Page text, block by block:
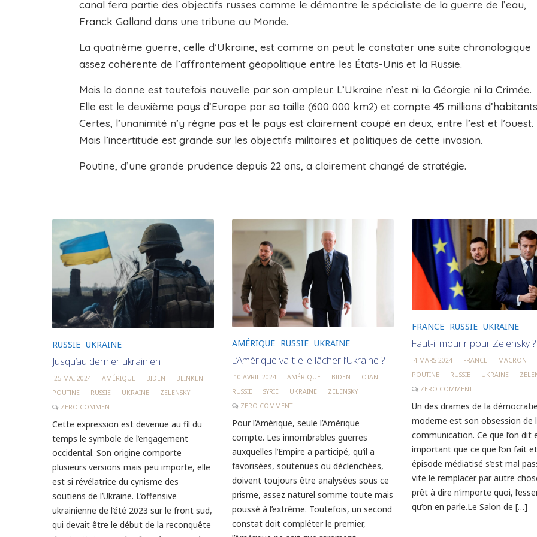
canal fera partie des objectifs russes comme le démontre le spécialiste de la guerre de l’eau,
Franck Galland dans une tribune au Monde.
La quatrième guerre, celle d’Ukraine, est comme on peut le constater une suite chronologique
assez cohérente de l’affrontement géopolitique entre les États-Unis et la Russie.
Mais la donne est toutefois nouvelle par son ampleur. L’Ukraine n’est ni la Géorgie ni la Crimée.
Elle est le deuxième pays d’Europe par sa taille (600 000 km2) et compte 45 millions
Certes, l’unanimité n’y règne pas et le pays est clairement coupé en deux, entre l’est et l’ouest.
Mais l’incertitude est grande sur les objectifs militaires et politiques de cette invasion.
Poutine, d’une grande prudence depuis 22 ans, a clairement changé de stratégie.
RUSSIE UKRAINE
Jusqu’au dernier ukrainien
25 MAI 2024 AMÉRIQUE BIDEN
BLINKEN
POUTINE
RUSSIE UKRAINE
ZELENSKY
ZERO COMMENT
Cette expression est devenue au fil du
temps le symbole de l’engagement
occidental. Son origine comporte
plusieurs versions mais peu importe, elle
est si révélatrice du cynisme des
soutiens de l’Ukraine. L’offensive
ukrainienne de l’été 2023 sur le front sud,
qui devait être le début de la reconquête
AMÉRIQUE RUSSIE UKRAINE
L’Amérique va-t-elle lâcher l’Ukraine ?
10 AVRIL 2024 AMÉRIQUE BIDEN
OTAN
RUSSIE
SYRIE UKRAINE
ZELENSKY
ZERO COMMENT
Pour l’Amérique, seule l’Amérique
compte. Les innombrables guerres
auxquelles l’Empire a participé, qu’il a
favorisées, soutenues ou déclenchées,
doivent toujours être analysées sous ce
prisme, assez naturel somme toute mais
poussé à l’extrême. Toutefois, un second
constat doit compléter le premier,
FRANCE RUSSIE UKRAINE
Faut-il mourir pour Zelensky ?
4 MARS 2024 FRANCE
MACRON
POUTINE
RUSSIE UKRAINE
ZERO COMMENT
Un des drames de la
moderne est son obsession de
communication. Ce que l’on dit
important que ce que l’on fait
épisode médiatisé s’est mal
vite le remplacer par autre
prêt à dire n’importe quoi,
qu’on en parle.Le Salon de […]